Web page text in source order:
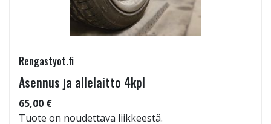
Rengastyot.fi
Asennus ja allelaitto 4kpl
65,00 €
Tuote on noudettava liikkeestä.